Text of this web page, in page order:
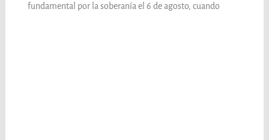
fundamental por la soberanía el 6 de agosto, cuando